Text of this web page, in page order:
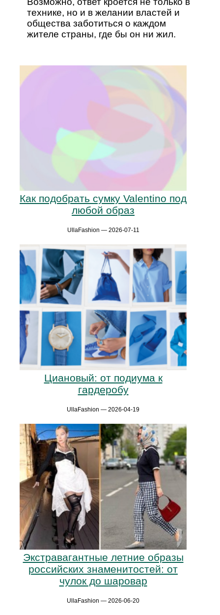
технике, но и в желании властей и
общества заботиться о каждом
жителе страны, где бы он ни жил.
Как подобрать сумку Valentino под
любой образ
UllaFashion — 2026-07-11
Циановый: от подиума к
гардеробу
UllaFashion — 2026-04-19
Экстравагантные летние образы
российских знаменитостей: от
чулок до шаровар
UllaFashion — 2026-06-20